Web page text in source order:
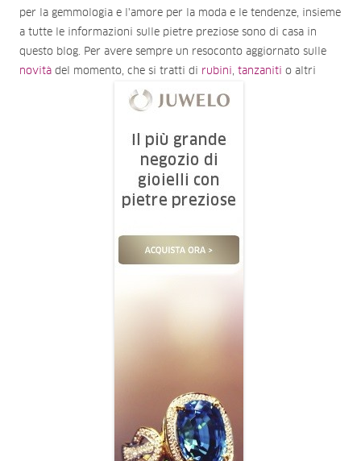
per la gemmologia e l'amore per la moda e le tendenze, insieme
a tutte le informazioni sulle pietre preziose sono di casa in
questo blog. Per avere sempre un resoconto aggiornato sulle
novità del momento, che si tratti di rubini, tanzaniti o altri